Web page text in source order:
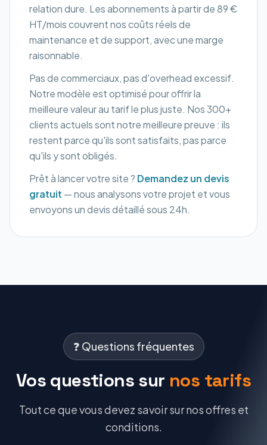
relation dure. Les abonnements à partir de 89 €
HT/mois couvrent nos coûts réels de
maintenance et de support, avec une marge
raisonnable.
Pas de commerciaux, pas d'overhead excessif.
Notre modèle est optimisé pour offrir la
meilleure valeur au tarif le plus juste. Nos 300+
clients actuels sont notre meilleure preuve : ils
restent parce qu'ils sont satisfaits, pas parce
qu'ils y sont obligés.
Prêt à lancer votre site ? Demandez un devis
gratuit — nous analysons votre projet et vous
envoyons un devis détaillé sous 24h.
❓ Questions fréquentes
Vos questions sur nos tarifs
Tout ce que vous devez savoir sur nos offres et
conditions.